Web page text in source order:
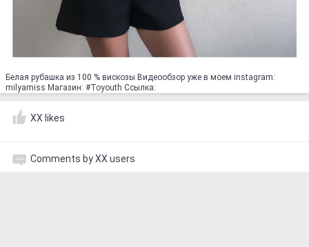
Белая рубашка из 100 % вискозы Видеообзор уже в моем instagram:
milyamiss Магазин: #Toyouth Ссылка:
XX likes
Comments by XX users